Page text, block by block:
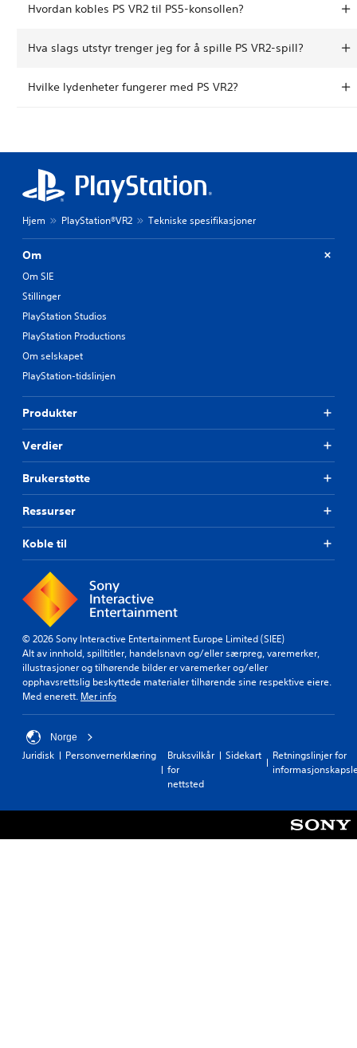
Hvordan kobles PS VR2 til PS5-konsollen?
Hva slags utstyr trenger jeg for å spille PS VR2-spill?
Hvilke lydenheter fungerer med PS VR2?
Hjem PlayStation®VR2 Tekniske spesifikasjoner
Om
Om SIE
Stillinger
PlayStation Studios
PlayStation Productions
Om selskapet
PlayStation-tidslinjen
Produkter
Verdier
Brukerstøtte
Ressurser
Koble til
© 2026 Sony Interactive Entertainment Europe Limited (SIEE)
Alt av innhold, spilltitler, handelsnavn og/eller særpreg, varemerker,
illustrasjoner og tilhørende bilder er varemerker og/eller
opphavsrettslig beskyttede materialer tilhørende sine respektive eiere.
Med enerett. Mer info
Norge
Juridisk Personvernerklæring
Bruksvilkår
for
nettsted
Sidekart
Retningslinjer for